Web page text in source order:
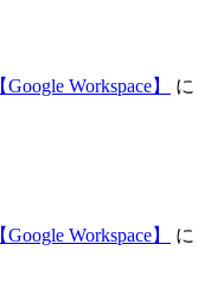
Workspace】 に
Workspace】 に